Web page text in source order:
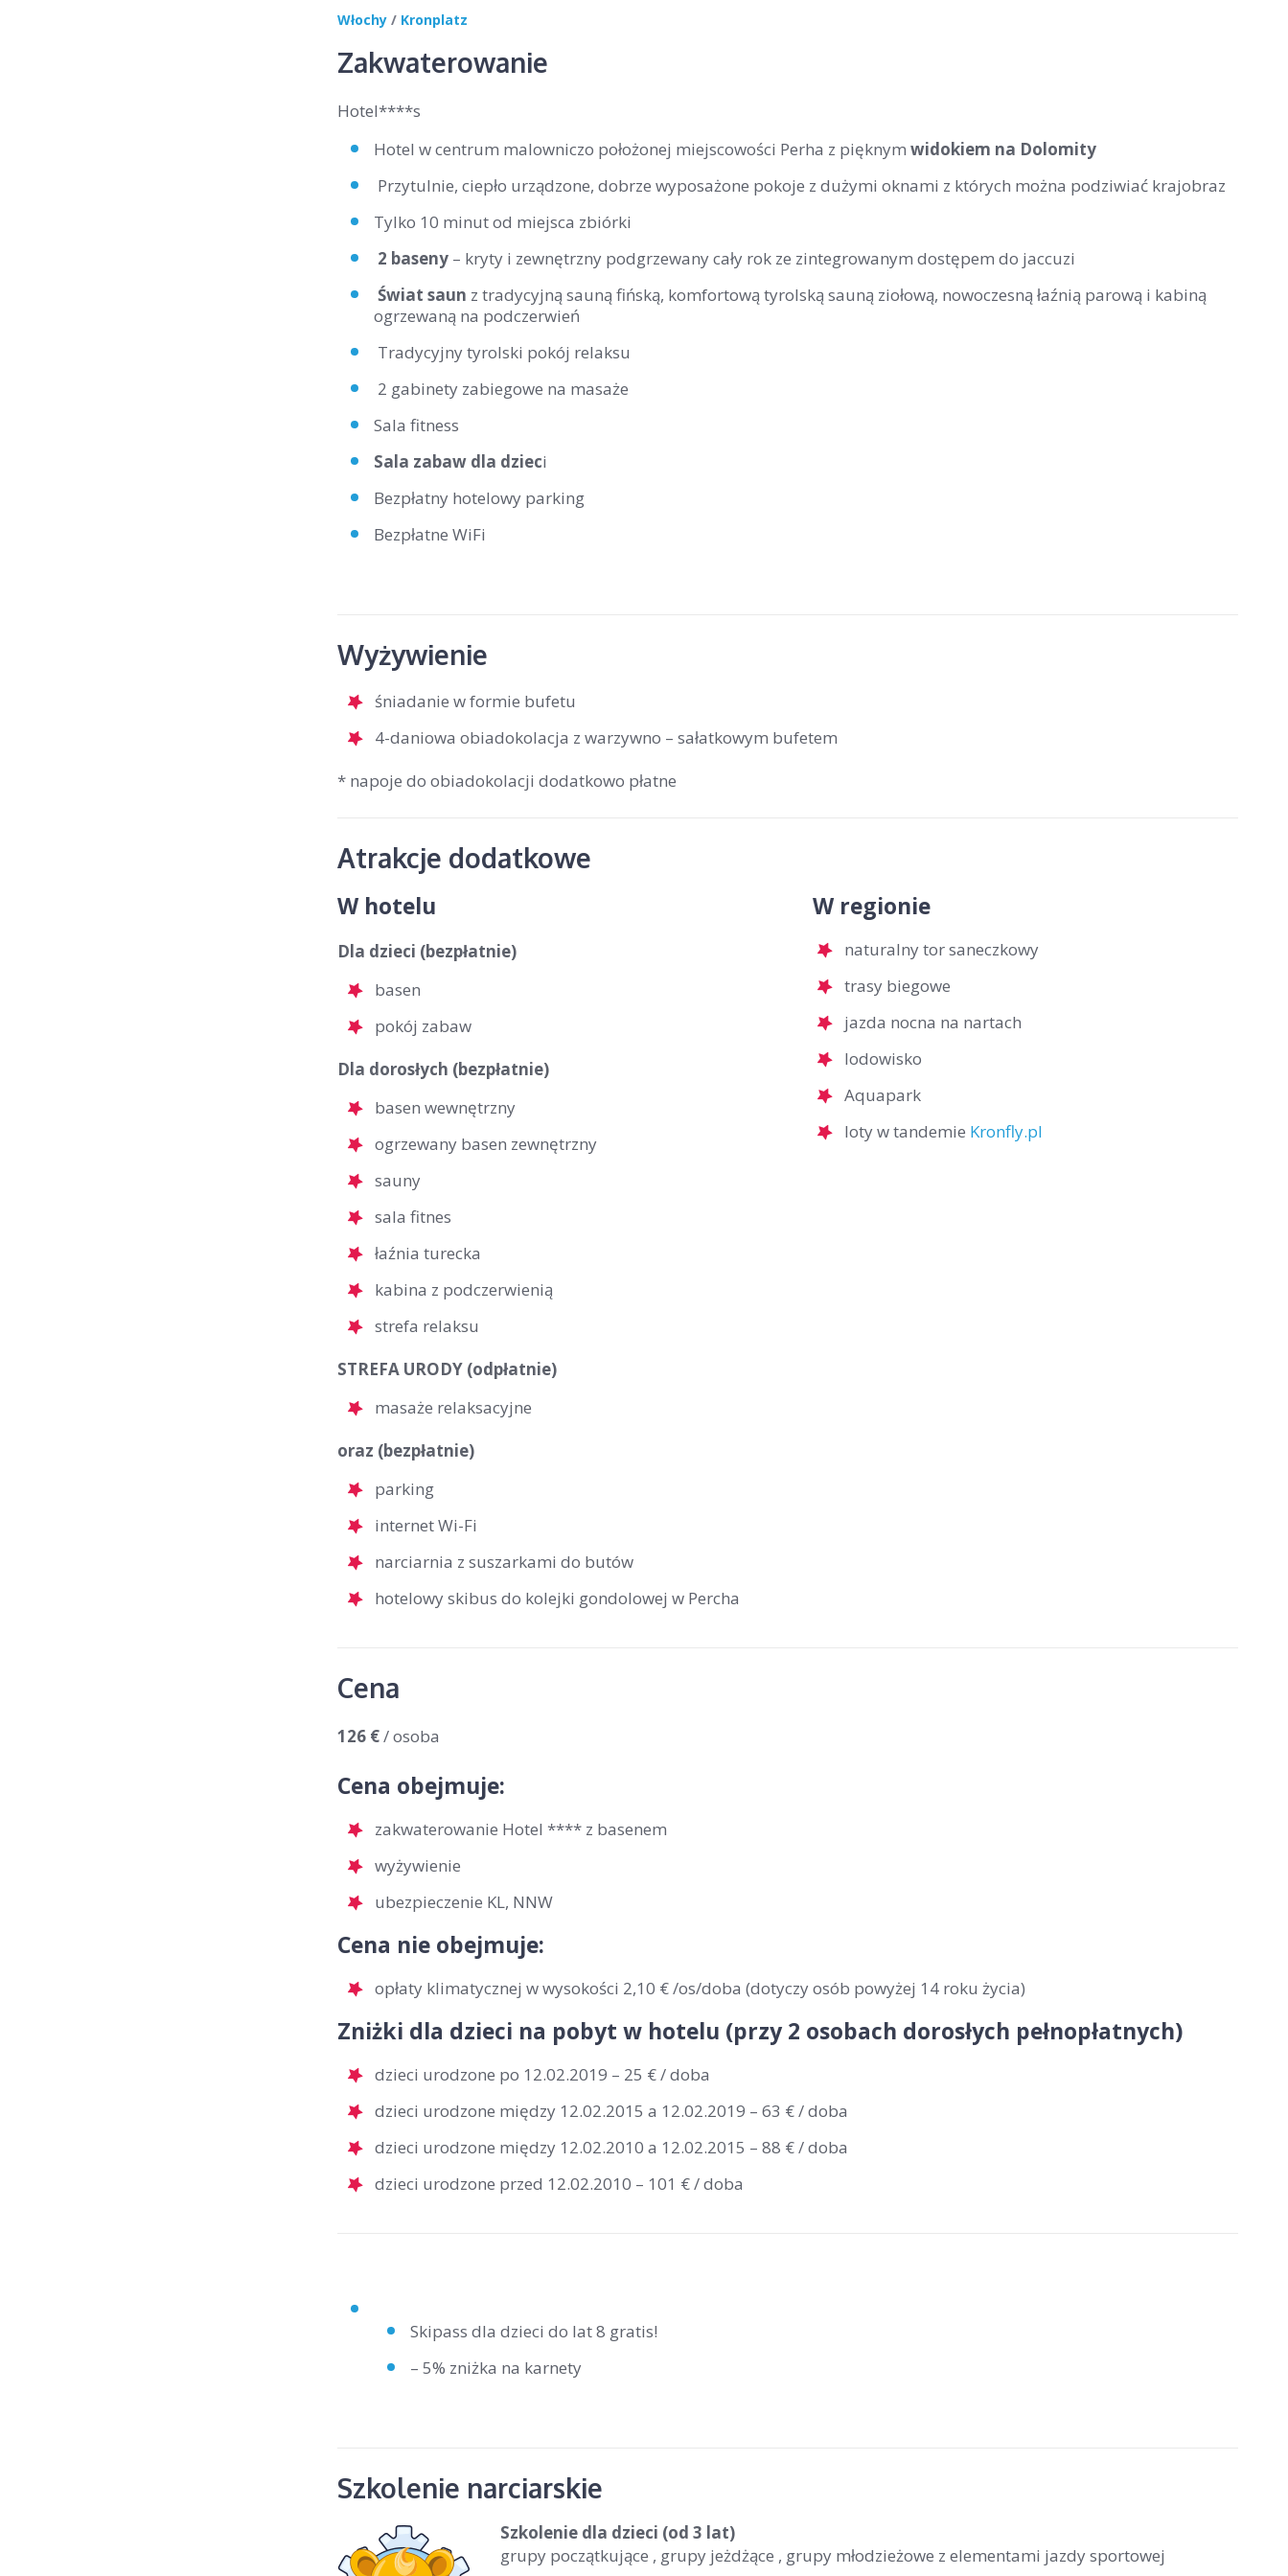
Włochy / Kronplatz
Zakwaterowanie
Hotel****s
Hotel w centrum malowniczo położonej miejscowości Perha z pięknym widokiem na Dolomity
Przytulnie, ciepło urządzone, dobrze wyposażone pokoje z dużymi oknami z których można podziwiać krajobraz
Tylko 10 minut od miejsca zbiórki
2 baseny – kryty i zewnętrzny podgrzewany cały rok ze zintegrowanym dostępem do jaccuzi
Świat saun z tradycyjną sauną fińską, komfortową tyrolską sauną ziołową, nowoczesną łaźnią parową i kabiną
ogrzewaną na podczerwień
Tradycyjny tyrolski pokój relaksu
2 gabinety zabiegowe na masaże
Sala fitness
Sala zabaw dla dzieci
Bezpłatny hotelowy parking
Bezpłatne WiFi
Wyżywienie
śniadanie w formie bufetu
4-daniowa obiadokolacja z warzywno – sałatkowym bufetem
* napoje do obiadokolacji dodatkowo płatne
Atrakcje dodatkowe
W hotelu
Dla dzieci (bezpłatnie)
basen
pokój zabaw
Dla dorosłych (bezpłatnie)
basen wewnętrzny
ogrzewany basen zewnętrzny
sauny
sala fitnes
łaźnia turecka
kabina z podczerwienią
strefa relaksu
STREFA URODY (odpłatnie)
masaże relaksacyjne
oraz (bezpłatnie)
parking
internet Wi-Fi
narciarnia z suszarkami do butów
hotelowy skibus do kolejki gondolowej w Percha
W regionie
naturalny tor saneczkowy
trasy biegowe
jazda nocna na nartach
lodowisko
Aquapark
loty w tandemie Kronfly.pl
Cena
126 €/ osoba
Cena obejmuje:
zakwaterowanie Hotel **** z basenem
wyżywienie
ubezpieczenie KL, NNW
Cena nie obejmuje:
opłaty klimatycznej w wysokości 2,10 € /os/doba (dotyczy osób powyżej 14 roku życia)
Zniżki dla dzieci na pobyt w hotelu (przy 2 osobach dorosłych pełnopłatnych)
dzieci urodzone po 12.02.2019 – 25 € / doba
dzieci urodzone między 12.02.2015 a 12.02.2019 – 63 € / doba
dzieci urodzone między 12.02.2010 a 12.02.2015 – 88 € / doba
dzieci urodzone przed 12.02.2010 – 101 € / doba
Skipass dla dzieci do lat 8 gratis!
– 5% zniżka na karnety
Szkolenie narciarskie
Szkolenie dla dzieci (od 3 lat)
grupy początkujące , grupy jeżdżące , grupy młodzieżowe z elementami jazdy sportowej